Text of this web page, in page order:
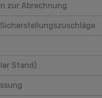
zur Abrechnung
Stand)